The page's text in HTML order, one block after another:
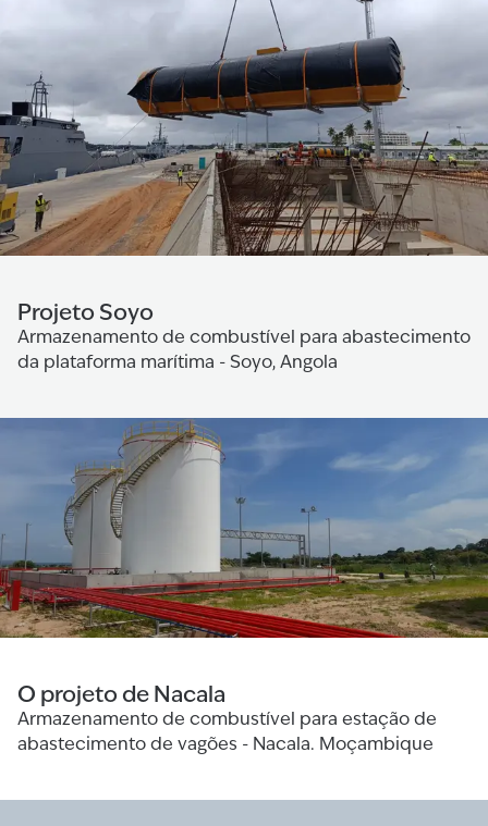
Projeto Soyo
Armazenamento de combustível para abastecimento
da plataforma marítima - Soyo, Angola
O projeto de Nacala
Armazenamento de combustível para estação de
abastecimento de vagões - Nacala. Moçambique